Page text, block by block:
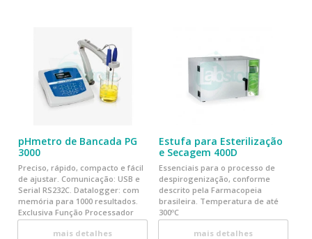
pHmetro de Bancada PG
3000
Preciso, rápido, compacto e fácil
de ajustar. Comunicação: USB e
Serial RS232C. Datalogger: com
memória para 1000 resultados.
Exclusiva Função Processador
Estatístico
mais detalhes
Estufa para Esterilização
e Secagem 400D
Essenciais para o processo de
despirogenização, conforme
descrito pela Farmacopeia
brasileira. Temperatura de até
300ºC
mais detalhes